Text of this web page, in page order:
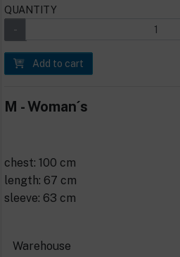
QUANTITY
Add to cart
M - Woman´s
chest: 100 cm
length: 67 cm
sleeve: 63 cm
Warehouse